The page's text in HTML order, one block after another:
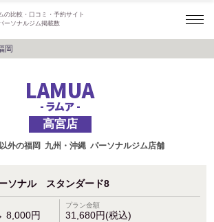
の比較・口コミ・予約サイト
ーソナルジム掲載数
岡
LAMUA
- ラムア -
高宮店
外の福岡 九州・沖縄 パーソナルジム店舗
ソナル スタンダード8
8,000円
プラン金額
31,680円(税込)